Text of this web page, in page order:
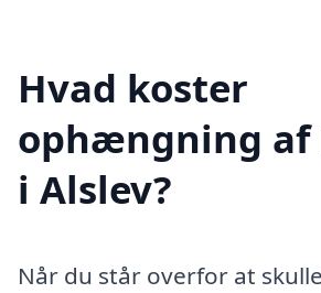
Hvad koster
ophængning af
i Alslev?
Når du står overfor at